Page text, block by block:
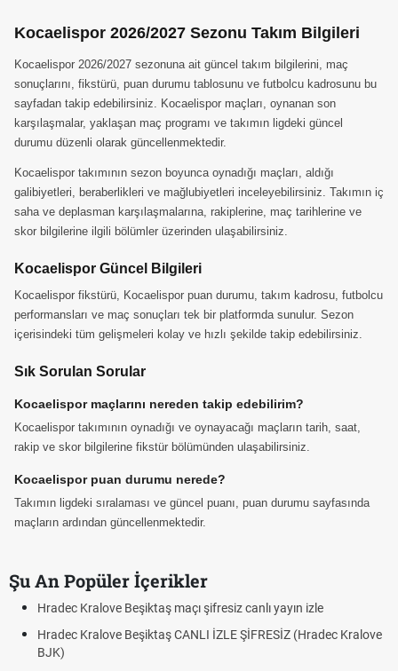
Kocaelispor 2026/2027 Sezonu Takım Bilgileri
Kocaelispor 2026/2027 sezonuna ait güncel takım bilgilerini, maç
sonuçlarını, fikstürü, puan durumu tablosunu ve futbolcu kadrosunu bu
sayfadan takip edebilirsiniz. Kocaelispor maçları, oynanan son
karşılaşmalar, yaklaşan maç programı ve takımın ligdeki güncel
durumu düzenli olarak güncellenmektedir.
Kocaelispor takımının sezon boyunca oynadığı maçları, aldığı
galibiyetleri, beraberlikleri ve mağlubiyetleri inceleyebilirsiniz. Takımın iç
saha ve deplasman karşılaşmalarına, rakiplerine, maç tarihlerine ve
skor bilgilerine ilgili bölümler üzerinden ulaşabilirsiniz.
Kocaelispor Güncel Bilgileri
Kocaelispor fikstürü, Kocaelispor puan durumu, takım kadrosu, futbolcu
performansları ve maç sonuçları tek bir platformda sunulur. Sezon
içerisindeki tüm gelişmeleri kolay ve hızlı şekilde takip edebilirsiniz.
Sık Sorulan Sorular
Kocaelispor maçlarını nereden takip edebilirim?
Kocaelispor takımının oynadığı ve oynayacağı maçların tarih, saat,
rakip ve skor bilgilerine fikstür bölümünden ulaşabilirsiniz.
Kocaelispor puan durumu nerede?
Takımın ligdeki sıralaması ve güncel puanı, puan durumu sayfasında
maçların ardından güncellenmektedir.
Şu An Popüler İçerikler
Hradec Kralove Beşiktaş maçı şifresiz canlı yayın izle
Hradec Kralove Beşiktaş CANLI İZLE ŞİFRESİZ (Hradec Kralove
BJK)